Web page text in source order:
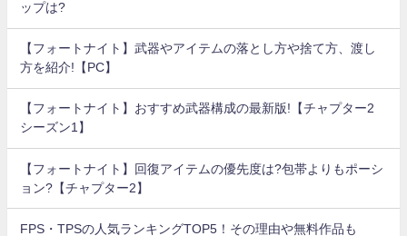
ップは?
【フォートナイト】武器やアイテムの落とし方や捨て方、渡し
方を紹介!【PC】
【フォートナイト】おすすめ武器構成の最新版!【チャプター2
シーズン1】
【フォートナイト】回復アイテムの優先度は?包帯よりもポーシ
ョン?【チャプター2】
FPS・TPSの人気ランキングTOP5！その理由や無料作品も